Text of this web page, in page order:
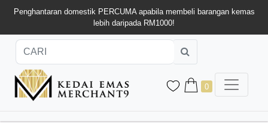
Penghantaran domestik PERCUMA apabila membeli barangan kemas
lebih daripada RM1000!
0